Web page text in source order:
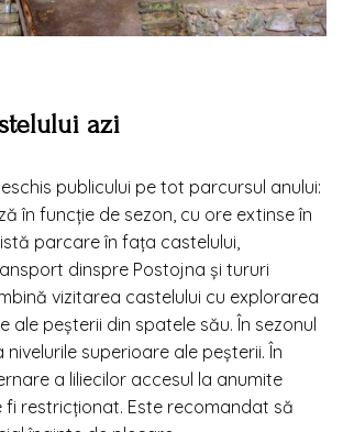
azi
publicului pe tot parcursul anului:
în funcție de sezon, cu ore extinse în
parcare în fața castelului,
dinspre Postojna și tururi
vizitarea castelului cu explorarea
ale peșterii din spatele său. În sezonul
superioare ale peșterii. În
a liliecilor accesul la anumite
restricționat. Este recomandat să